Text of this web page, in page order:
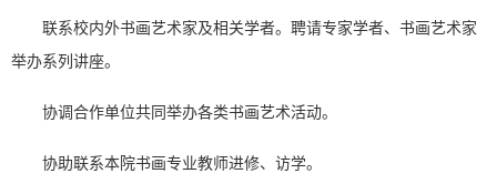
联系校内外书画艺术家及相关学者。聘请专家学者、书画艺术家
举办系列讲座。
协调合作单位共同举办各类书画艺术活动。
协助联系本院书画专业教师进修、访学。